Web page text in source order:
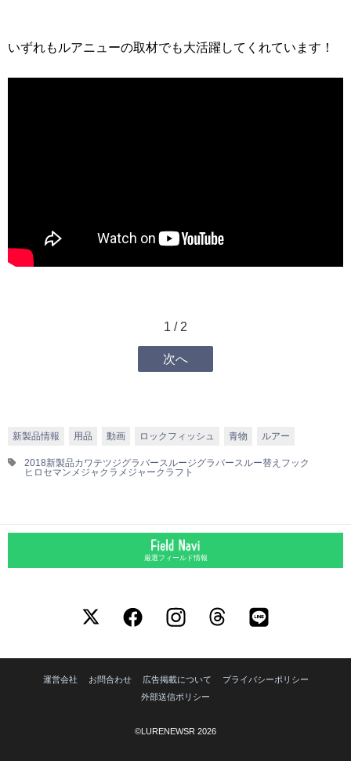
いずれもルアニューの取材でも大活躍してくれています！
1 / 2
次へ
新製品情報 用品 動画 ロックフィッシュ 青物 ルアー
2018新製品カワテツジグラバースルージグラバースルー替えフック
ヒロセマン メジャクラ メジャークラフト
厳選フィールド情報
運営会社 お問合わせ 広告掲載について
プライバシーポリシー
外部送信ポリシー
©LURENEWSR 2026